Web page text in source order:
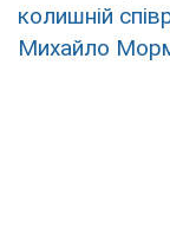
колишній
Михайло